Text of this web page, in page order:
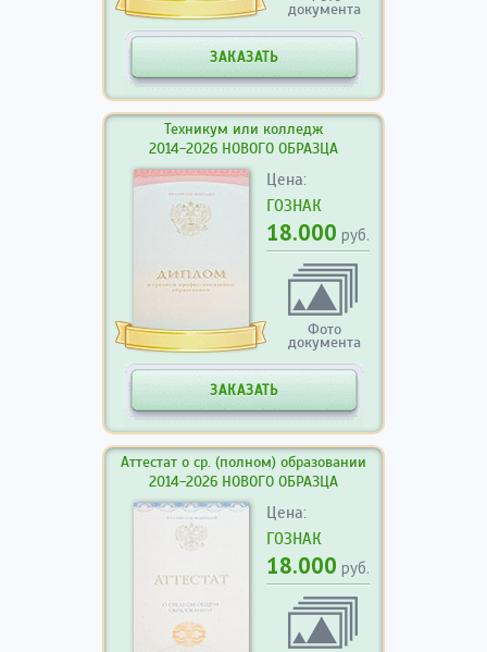
документа
ЗАКАЗАТЬ
Техникум или колледж
2014-2026 НОВОГО ОБРАЗЦА
Цена:
ГОЗНАК
18.000 руб.
Фото
документа
ЗАКАЗАТЬ
Аттестат о ср. (полном) образовании
2014-2026 НОВОГО ОБРАЗЦА
Цена:
ГОЗНАК
18.000 руб.